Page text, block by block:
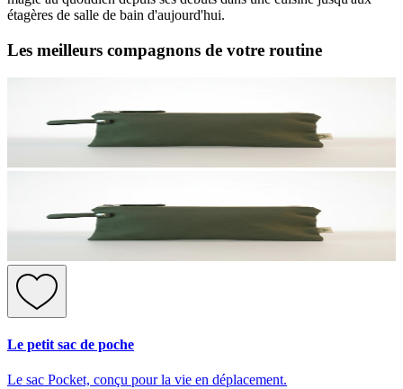
étagères de salle de bain d'aujourd'hui.
Les meilleurs compagnons de votre routine
Le petit sac de poche
Le sac Pocket, conçu pour la vie en déplacement.